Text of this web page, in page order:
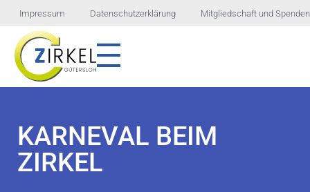
Impressum Datenschutzerklärung Mitgliedschaft und Spenden
ZIRKEL GÜTERSLOH E.V.
Verein zur Förderung und Integration von Menschen mit geistigen und seelischen Behinderungen
KARNEVAL BEIM
ZIRKEL